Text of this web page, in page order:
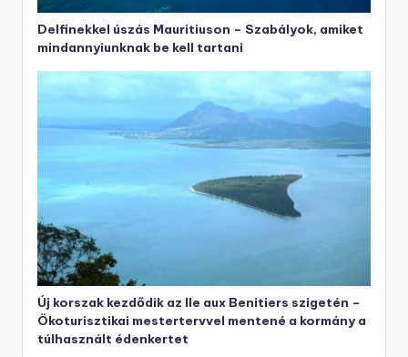
Delfinekkel úszás Mauritiuson – Szabályok, amiket
mindannyiunknak be kell tartani
Új korszak kezdődik az Ile aux Benitiers szigetén –
Ökoturisztikai mestertervvel mentené a kormány a
túlhasznált édenkertet